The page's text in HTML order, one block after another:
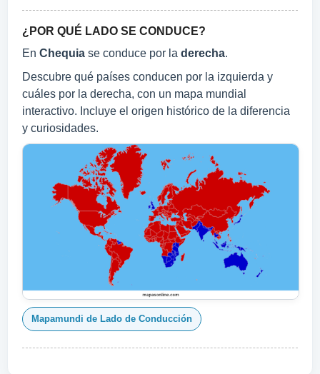
¿POR QUÉ LADO SE CONDUCE?
En Chequia se conduce por la derecha.
Descubre qué países conducen por la izquierda y
cuáles por la derecha, con un mapa mundial
interactivo. Incluye el origen histórico de la diferencia
y curiosidades.
Mapamundi de Lado de Conducción